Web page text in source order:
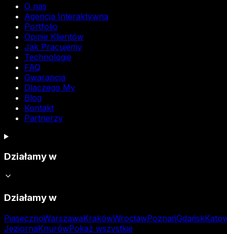
O nas
Agencja Interaktywna
Portfolio
Opinie Klientów
Jak Pracujemy
Technologie
FAQ
Gwarancja
Dlaczego My
Blog
Kontakt
Partnerzy
Działamy w
Działamy w
PiasecznoWarszawaKrakówWrocławPoznańGdańsk
JeziornaKnurówPokaż wszystkie